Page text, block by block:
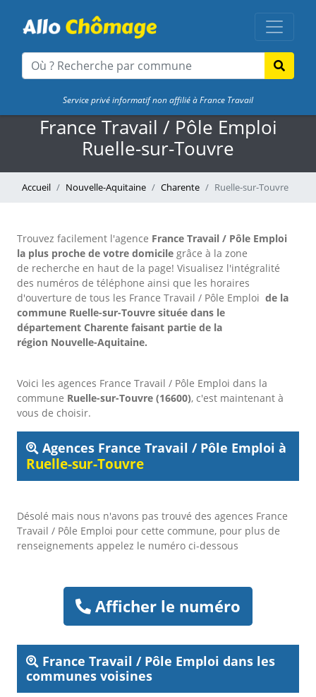
Service privé informatif non affilié à France Travail
France Travail / Pôle Emploi
Ruelle-sur-Touvre
Accueil Nouvelle-Aquitaine Charente Ruelle-sur-Touvre
Trouvez facilement l'agence France Travail / Pôle Emploi
la plus proche de votre domicile grâce à la zone
de recherche en haut de la page! Visualisez l'intégralité
des numéros de téléphone ainsi que les horaires
d'ouverture de tous les France Travail / Pôle Emploi de la
commune Ruelle-sur-Touvre située dans le
département Charente faisant partie de la
région Nouvelle-Aquitaine.
Voici les agences France Travail / Pôle Emploi dans la
commune Ruelle-sur-Touvre (16600), c'est maintenant à
vous de choisir.
Agences France Travail / Pôle Emploi à
Ruelle-sur-Touvre
Désolé mais nous n'avons pas trouvé des agences France
Travail / Pôle Emploi pour cette commune, pour plus de
renseignements appelez le numéro ci-dessous
Afficher le numéro
France Travail / Pôle Emploi dans les
communes voisines